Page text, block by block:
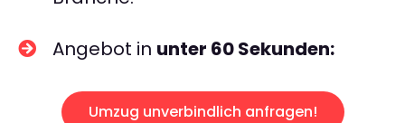
Angebot in unter 60 Sekunden:
Umzug unverbindlich anfragen!